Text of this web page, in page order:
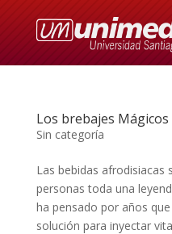
Los brebajes
Sin categoría
Las bebidas afrodisiacas
personas toda una
ha pensado por años
solución para inyectar